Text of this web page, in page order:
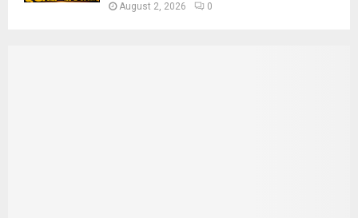
August 2, 2026 0